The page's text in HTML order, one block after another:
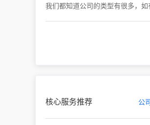
我们都知道公司的类型有很多，
核心服务推荐 公